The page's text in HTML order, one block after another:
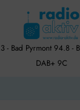
- Bad Pyrmont 94.8 -
DAB+ 9C